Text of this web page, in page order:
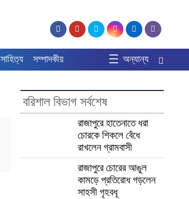
সাহিত্য সম্পাদকীয় অন্যান্য
বরিশাল বিভাগ সর্বশেষ
রাজাপুরে হাতেনাতে ধরা
চোরকে শিকলে বেঁধে
রাখলেন গ্রামবাসী
রাজাপুরে চোরের আঙুল
কামড়ে প্রতিরোধ গড়লেন
সাহসী গৃহবধূ